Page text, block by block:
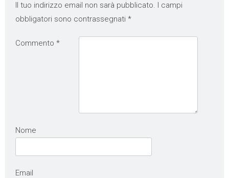
Il tuo indirizzo email non sarà pubblicato. I campi
obbligatori sono contrassegnati *
Commento *
Nome
Email